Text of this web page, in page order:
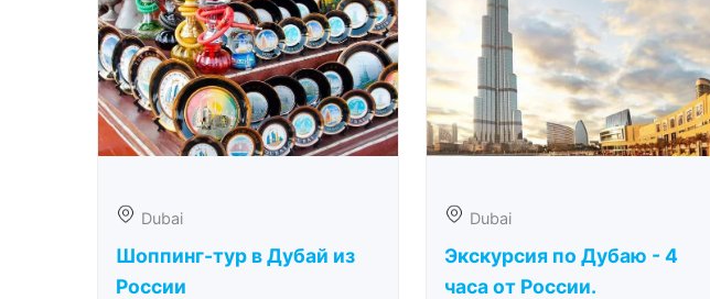
Dubai
Шоппинг-тур в Дубай из
России
Dubai
Экскурсия по Дубаю - 4
часа от России.